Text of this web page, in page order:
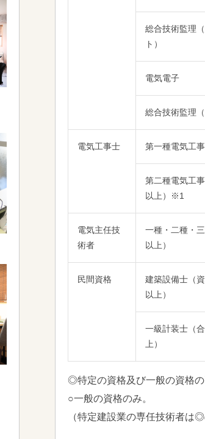
総合技術監理
ト）
電気電子
総合技術監理（
電気工事士 第一種電気工
第二種電気工
以上）※1
電気主任技
術者
一種・二種・
以上）
民間資格
建築設備士（
以上）
一級計装士（
上）
◎特定の資格及び一般の資格の
○一般の資格のみ。
（特定建設業の専任技術者は